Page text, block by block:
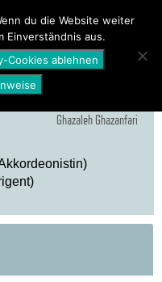
NEWS
Ghazaleh Ghazanfari
du die Website weiter
Einverständnis aus.
Cookies ablehnen